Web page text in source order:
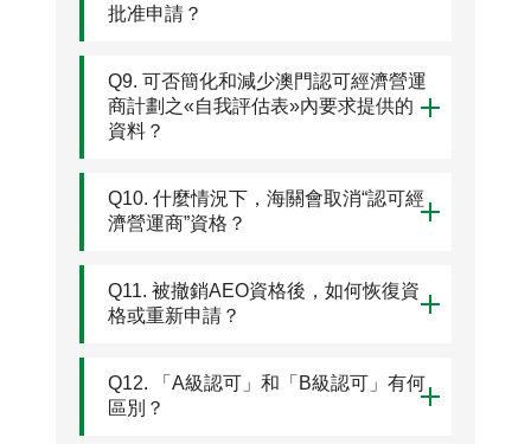
批准申請？
Q9. 可否簡化和減少澳門認可經濟營運
商計劃之«自我評估表»內要求提供的
資料？
Q10. 什麼情況下，海關會取消“認可經
濟營運商”資格？
Q11. 被撤銷AEO資格後，如何恢復資
格或重新申請？
Q12. 「A級認可」和「B級認可」有何
區別？